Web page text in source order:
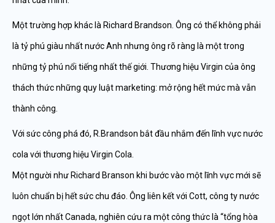
Một trường hợp khác là Richard Brandson. Ông có thể không phải
là tỷ phú giàu nhất nước Anh nhưng ông rõ ràng là một trong
những tỷ phú nổi tiếng nhất thế giới. Thương hiệu Virgin của ông
thách thức những quy luật marketing: mở rộng hết mức mà vẫn
thành công.
Với sức công phá đó, R.Brandson bắt đầu nhắm đến lĩnh vực nước
cola với thương hiệu Virgin Cola.
Một người như Richard Branson khi bước vào một lĩnh vực mới sẽ
luôn chuẩn bị hết sức chu đáo. Ông liên kết với Cott, công ty nước
ngọt lớn nhất Canada, nghiên cứu ra một công thức là “tổng hòa